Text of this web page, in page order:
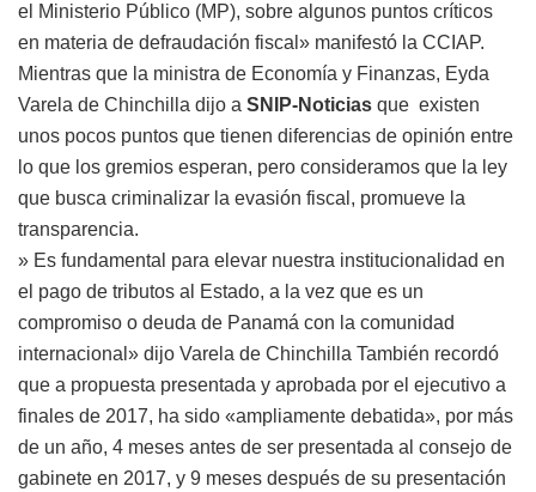
el Ministerio Público (MP), sobre algunos puntos críticos
en materia de defraudación fiscal» manifestó la CCIAP.
Mientras que la ministra de Economía y Finanzas, Eyda
Varela de Chinchilla dijo a SNIP-Noticias que existen
unos pocos puntos que tienen diferencias de opinión entre
lo que los gremios esperan, pero consideramos que la ley
que busca criminalizar la evasión fiscal, promueve la
transparencia.
» Es fundamental para elevar nuestra institucionalidad en
el pago de tributos al Estado, a la vez que es un
compromiso o deuda de Panamá con la comunidad
internacional» dijo Varela de Chinchilla También recordó
que a propuesta presentada y aprobada por el ejecutivo a
finales de 2017, ha sido «ampliamente debatida», por más
de un año, 4 meses antes de ser presentada al consejo de
gabinete en 2017, y 9 meses después de su presentación